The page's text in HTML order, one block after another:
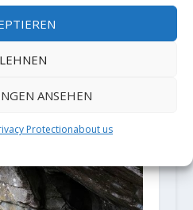
ANSEHEN
Protectionabout us